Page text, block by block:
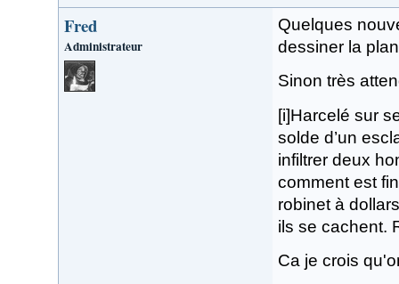
Fred
Administrateur
Quelques
dessiner la
Sinon très
[i]Harcelé sur
solde d’un
infiltrer deux
comment est
robinet à
ils se cachent.
Ca je crois